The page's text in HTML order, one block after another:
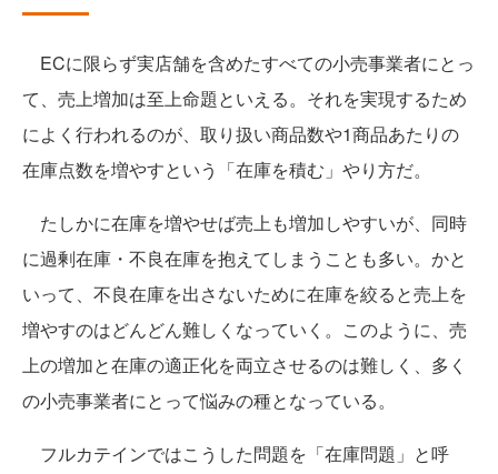
ECに限らず実店舗を含めたすべての小売事業者にとっ
て、売上増加は至上命題といえる。それを実現するため
によく行われるのが、取り扱い商品数や1商品あたりの
在庫点数を増やすという「在庫を積む」やり方だ。
たしかに在庫を増やせば売上も増加しやすいが、同時
に過剰在庫・不良在庫を抱えてしまうことも多い。かと
いって、不良在庫を出さないために在庫を絞ると売上を
増やすのはどんどん難しくなっていく。このように、売
上の増加と在庫の適正化を両立させるのは難しく、多く
の小売事業者にとって悩みの種となっている。
フルカテインではこうした問題を「在庫問題」と呼